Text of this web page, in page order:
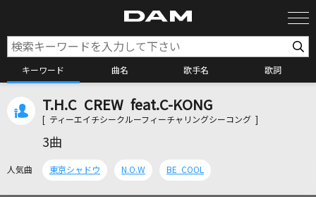
キーワード 曲名 歌手名 歌詞
カラオケ検索
T.H.C CREW feat.C-KONG
[ ティーエイチシークルーフィーチャリングシーコング ]
3曲
人気曲 東京シャドウ N.O.W BE COOL